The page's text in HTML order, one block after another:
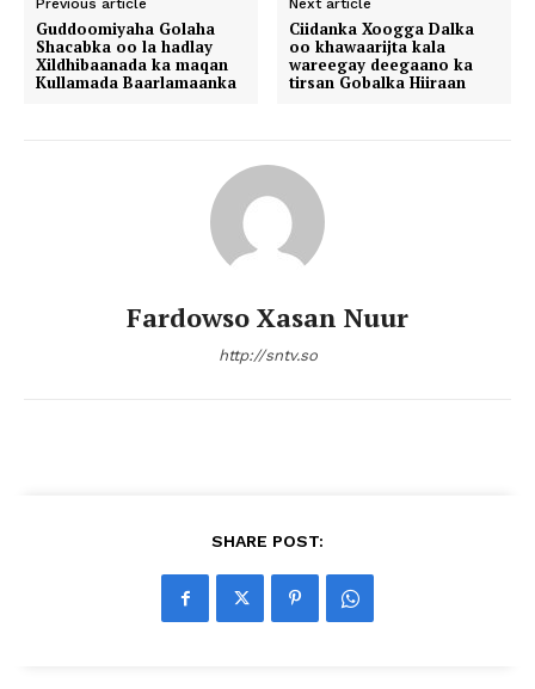
Previous article
Guddoomiyaha Golaha
Shacabka oo la hadlay
Xildhibaanada ka maqan
Kullamada Baarlamaanka
Next article
Ciidanka Xoogga Dalka
oo khawaarijta kala
wareegay deegaano ka
tirsan Gobalka Hiiraan
Fardowso Xasan Nuur
http://sntv.so
SHARE POST: